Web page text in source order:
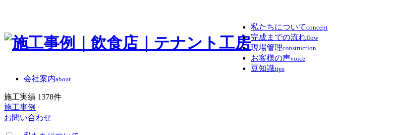
私たちについてconcept
完成までの流れflow
現場管理construction
お客様の声voice
豆知識tips
会社案内about
施工実績 1378件
施工事例
お問い合わせ